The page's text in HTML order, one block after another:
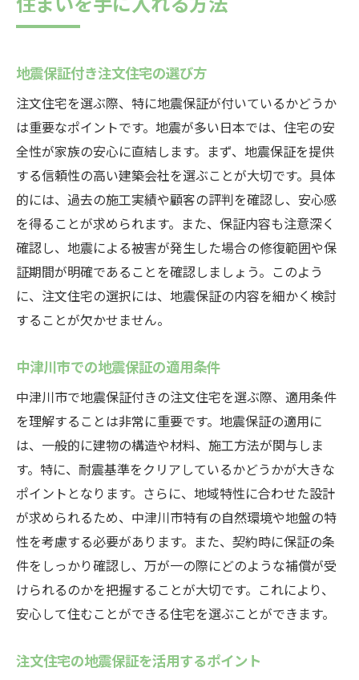
地震保証付き注文住宅の選び方
注文住宅を選ぶ際、特に地震保証が付いているかどうか
は重要なポイントです。地震が多い日本では、住宅の安
全性が家族の安心に直結します。まず、地震保証を提供
する信頼性の高い建築会社を選ぶことが大切です。具体
的には、過去の施工実績や顧客の評判を確認し、安心感
を得ることが求められます。また、保証内容も注意深く
確認し、地震による被害が発生した場合の修復範囲や保
証期間が明確であることを確認しましょう。このよう
に、注文住宅の選択には、地震保証の内容を細かく検討
することが欠かせません。
中津川市での地震保証の適用条件
中津川市で地震保証付きの注文住宅を選ぶ際、適用条件
を理解することは非常に重要です。地震保証の適用に
は、一般的に建物の構造や材料、施工方法が関与しま
す。特に、耐震基準をクリアしているかどうかが大きな
ポイントとなります。さらに、地域特性に合わせた設計
が求められるため、中津川市特有の自然環境や地盤の特
性を考慮する必要があります。また、契約時に保証の条
件をしっかり確認し、万が一の際にどのような補償が受
けられるのかを把握することが大切です。これにより、
安心して住むことができる住宅を選ぶことができます。
注文住宅の地震保証を活用するポイント